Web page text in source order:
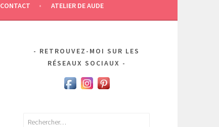
CONTACT ATELIER DE AUDE
RETROUVEZ-MOI SUR LES
RÉSEAUX SOCIAUX
Rechercher :